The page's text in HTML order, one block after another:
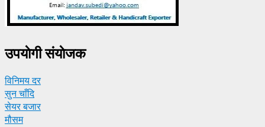
उपयाेगी संयाेजक
विनिमय दर
सुन चाँदि
सेयर बजार
मौसम